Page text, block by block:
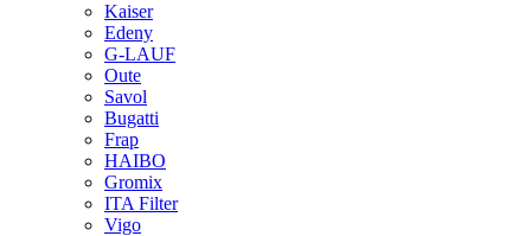
Kaiser
Edeny
G-LAUF
Oute
Savol
Bugatti
Frap
HAIBO
Gromix
ITA Filter
Vigo